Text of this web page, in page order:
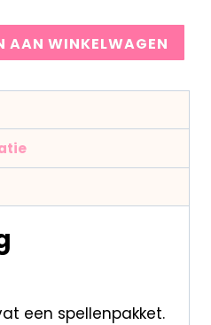
AAN WINKELWAGEN
een spellenpakket.